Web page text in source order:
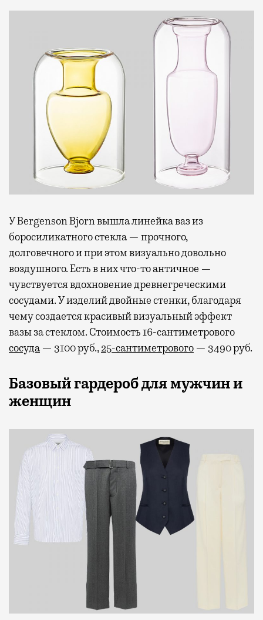
У Bergenson Bjorn вышла линейка ваз из
боросиликатного стекла — прочного,
долговечного и при этом визуально довольно
воздушного. Есть в них что-то античное —
чувствуется вдохновение древнегреческими
сосудами. У изделий двойные стенки, благодаря
чему создается красивый визуальный эффект
вазы за стеклом. Стоимость 16-сантиметрового
сосуда — 3100 руб.,25-сантиметрового — 3490 руб.
Базовый гардероб для мужчин и
женщин